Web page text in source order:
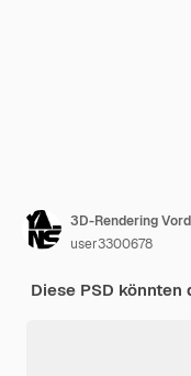
3D-Rendering
user3300678
Diese PSD